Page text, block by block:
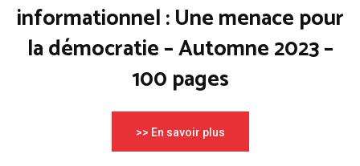
informationnel : Une menace pour
la démocratie – Automne 2023 –
100 pages
>> En savoir plus